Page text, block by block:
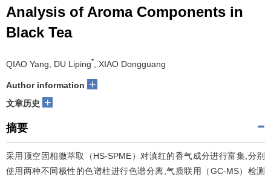
Analysis of Aroma Components in
Black Tea
QIAO Yang, DU Liping* , XIAO Dongguang
Author information +
文章历史 +
摘要
采用顶空固相微萃取（HS-SPME）对滇红的香气成分进行富集,分别
使用两种不同极性的色谱柱进行色谱分离,气质联用（GC-MS）检测